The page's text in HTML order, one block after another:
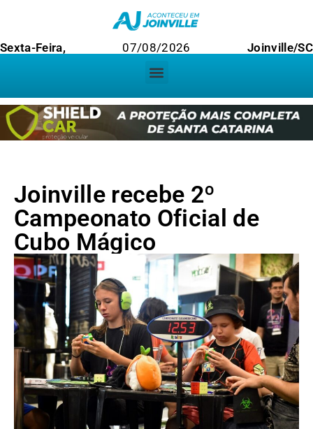
Sexta-Feira, 07/08/2026 Joinville/SC
Joinville recebe 2º
Campeonato Oficial de
Cubo Mágico